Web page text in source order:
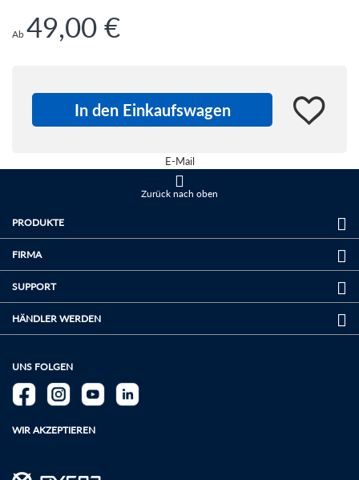
Ab49,00 €
Quantity:
In den Einkaufswagen
E-Mail
Zurück nach oben
PRODUKTE
FIRMA
SUPPORT
HÄNDLER WERDEN
UNS FOLGEN
WIR AKZEPTIEREN